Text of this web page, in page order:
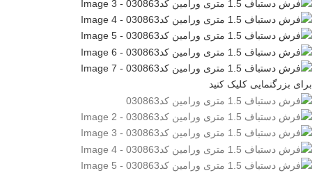
برای بزرگنمایی کلیک کنید